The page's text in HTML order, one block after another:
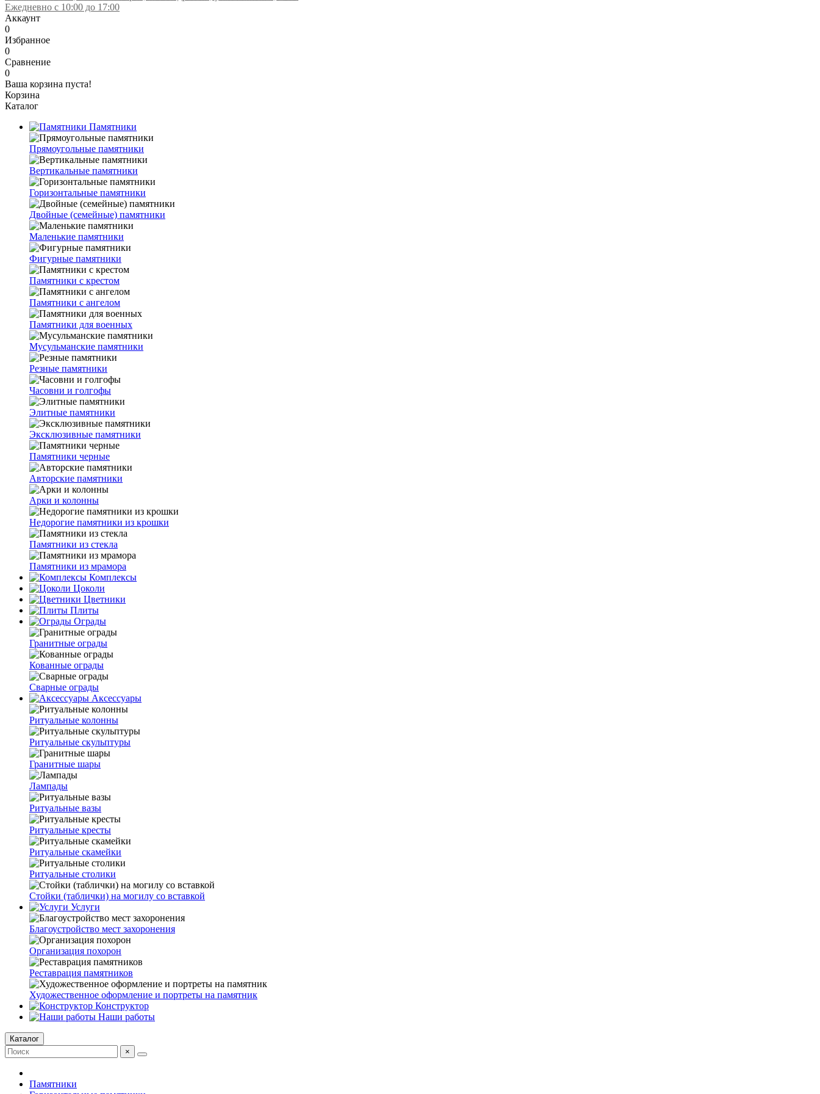
Ежедневно с 10:00 до 17:00
Аккаунт
0
Избранное
0
Сравнение
0
Ваша корзина пуста!
Корзина
Каталог
Памятники
Прямоугольные памятники
Вертикальные памятники
Горизонтальные памятники
Двойные (семейные) памятники
Маленькие памятники
Фигурные памятники
Памятники с крестом
Памятники с ангелом
Памятники для военных
Мусульманские памятники
Резные памятники
Часовни и голгофы
Элитные памятники
Эксклюзивные памятники
Памятники черные
Авторские памятники
Арки и колонны
Недорогие памятники из крошки
Памятники из стекла
Памятники из мрамора
Комплексы
Цоколи
Цветники
Плиты
Ограды
Гранитные ограды
Кованные ограды
Сварные ограды
Аксессуары
Ритуальные колонны
Ритуальные скульптуры
Гранитные шары
Лампады
Ритуальные вазы
Ритуальные кресты
Ритуальные скамейки
Ритуальные столики
Стойки (таблички) на могилу со вставкой
Услуги
Благоустройство мест захоронения
Организация похорон
Реставрация памятников
Художественное оформление и портреты на памятник
Конструктор
Наши работы
Каталог
×
Памятники